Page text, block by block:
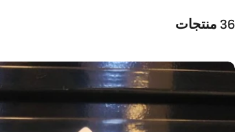
36 منتجات